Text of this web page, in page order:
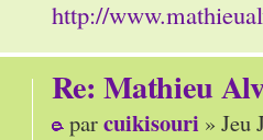
http://
Re: Mathieu
parcuikisouri » Jeu